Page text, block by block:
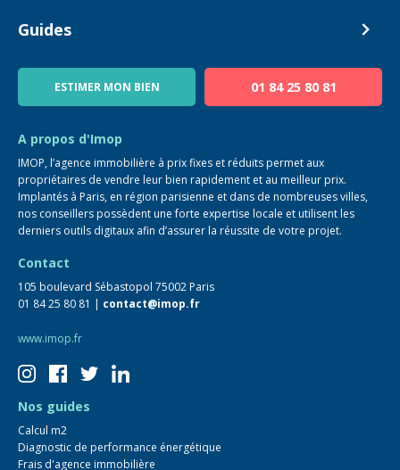
Devenir Conseiller
Guides
Blog
ESTIMER MON BIEN 01 84 25 80 81
A propos d'Imop
IMOP, l’agence immobilière à prix fixes et réduits permet aux
propriétaires de vendre leur bien rapidement et au meilleur prix.
Implantés à Paris, en région parisienne et dans de nombreuses villes,
nos conseillers possèdent une forte expertise locale et utilisent les
derniers outils digitaux afin d’assurer la réussite de votre projet.
Contact
105 boulevard Sébastopol 75002 Paris
01 84 25 80 81 | contact@imop.fr
www.imop.fr
Nos guides
Calcul m2
Diagnostic de performance énergétique
Frais d'agence immobilière